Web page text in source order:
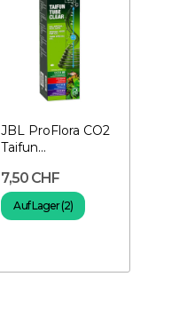
JBL ProFlora CO2
Taifun
Schlauch –...
7,50 CHF
Auf Lager (2)